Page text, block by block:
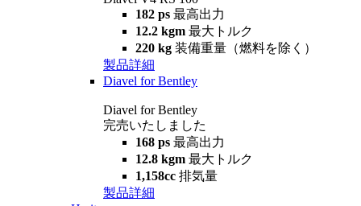
182 ps 最高出力
12.2 kgm 最大トルク
220 kg 装備重量（燃料を除く）
製品詳細
Diavel for Bentley
Diavel for Bentley
完売いたしました
168 ps 最高出力
12.8 kgm 最大トルク
1,158cc 排気量
製品詳細